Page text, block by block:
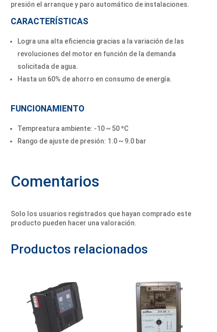
presión el arranque y paro automático de instalaciones.
CARACTERÍSTICAS
Logra una alta eficiencia gracias a la variación de las
revoluciones del motor en función de la demanda
solicitada de agua.
Hasta un 60% de ahorro en consumo de energía.
FUNCIONAMIENTO
Tempreatura ambiente: -10 ~ 50 ºC
Rango de ajuste de presión: 1.0 ~ 9.0 bar
Comentarios
Solo los usuarios registrados que hayan comprado este
producto pueden hacer una valoración.
Productos relacionados